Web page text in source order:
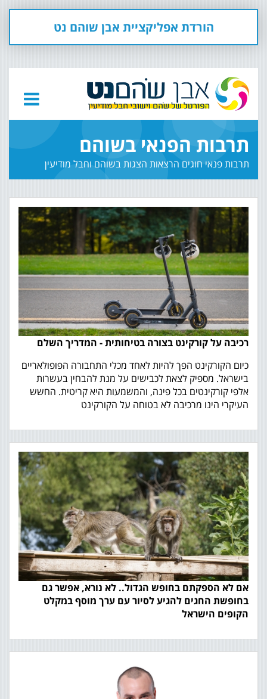
הורדת אפליקציית אבן שוהם נט
תרבות הפנאי בשוהם
תרבות פנאי חוגים הרצאות הצגות בשוהם וחבל מודיעין
רכיבה על קורקינט בצורה בטיחותית - המדריך השלם
כיום הקורקינט הפך להיות לאחד מכלי התחבורה הפופולאריים
בישראל. מספיק לצאת לכבישים על מנת להבחין בעשרות
אלפי קורקינטים בכל פינה, והמשמעות היא קריטית. החשש
העיקרי הינו מרכיבה לא בטוחה על הקורקינט
אם לא הספקתם בחופש הגדול.. לא נורא, אפשר גם
בחופשת החגים להגיע לסיור עם ערך מוסף במקלט
הקופים הישראל